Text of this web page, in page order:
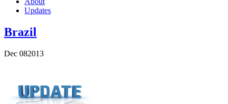
Updates
Brazil
Dec 082013